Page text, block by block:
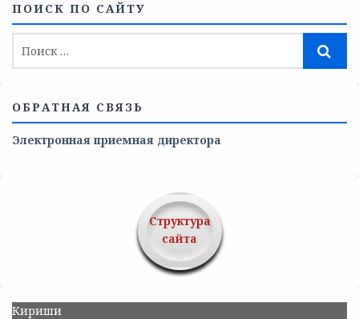
ПОИСК ПО САЙТУ
ОБРАТНАЯ СВЯЗЬ
Электронная приемная директора
Структура
сайта
Кириши